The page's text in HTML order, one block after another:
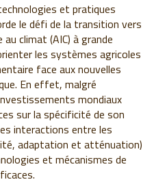
et pratiques
le défi de la transition vers
climat (AIC) à grande
les systèmes agricoles
face aux nouvelles
En effet, malgré
mondiaux
sur la spécificité de son
interactions entre les
adaptation et atténuation)
et mécanismes de